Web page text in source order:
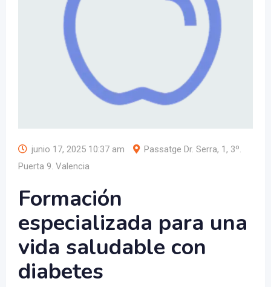
junio 17, 2025 10:37 am
Passatge Dr. Serra, 1, 3º.
Puerta 9. Valencia
Formación
especializada para una
vida saludable con
diabetes